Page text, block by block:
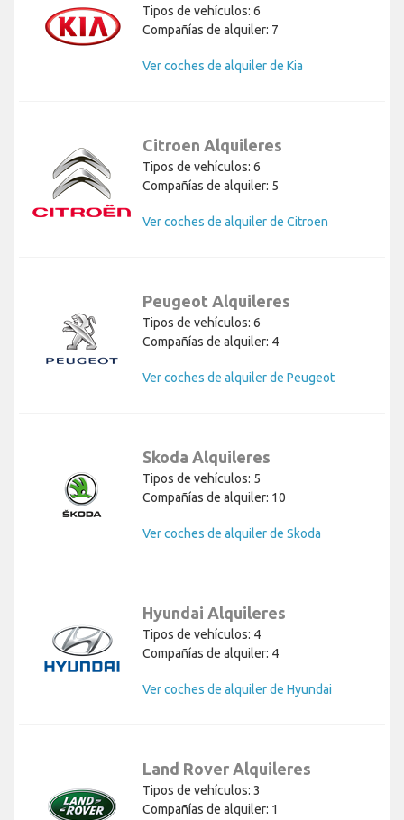
Tipos de vehículos: 6
Compañías de alquiler: 7
Ver coches de alquiler de Kia
Citroen Alquileres
Tipos de vehículos: 6
Compañías de alquiler: 5
Ver coches de alquiler de Citroen
Peugeot Alquileres
Tipos de vehículos: 6
Compañías de alquiler: 4
Ver coches de alquiler de Peugeot
Skoda Alquileres
Tipos de vehículos: 5
Compañías de alquiler: 10
Ver coches de alquiler de Skoda
Hyundai Alquileres
Tipos de vehículos: 4
Compañías de alquiler: 4
Ver coches de alquiler de Hyundai
Land Rover Alquileres
Tipos de vehículos: 3
Compañías de alquiler: 1